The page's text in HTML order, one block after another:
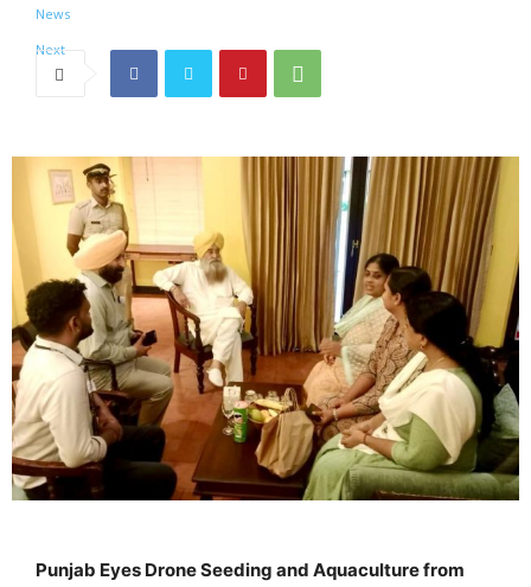
Punjab Eyes Drone Seeding and Aquaculture from